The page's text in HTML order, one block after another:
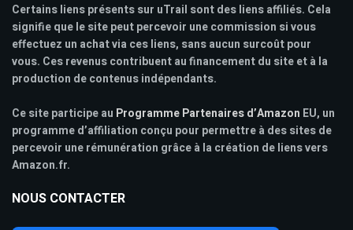
Certains liens présents sur uTrail sont des liens affiliés. Cela
signifie que le site peut percevoir une commission si vous
effectuez un achat via ces liens, sans aucun surcoût pour
vous. Ces revenus contribuent au financement du site et à la
production de contenus indépendants.
Ce site participe au Programme Partenaires d’Amazon EU, un
programme d’affiliation conçu pour permettre à des sites de
percevoir une rémunération grâce à la création de liens vers
Amazon.fr.
NOUS CONTACTER